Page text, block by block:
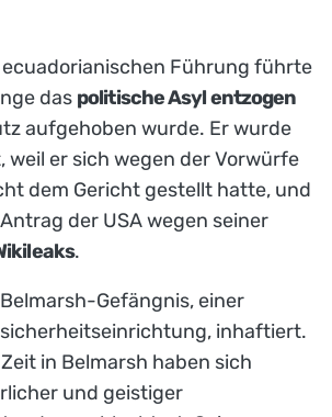
ecuadorianischen Führung führte
das politische Asyl entzogen
aufgehoben wurde. Er wurde
er sich wegen der Vorwürfe
dem Gericht gestellt hatte, und
der USA wegen seiner
.
Gefängnis, einer
inhaftiert.
in Belmarsh haben sich
und geistiger